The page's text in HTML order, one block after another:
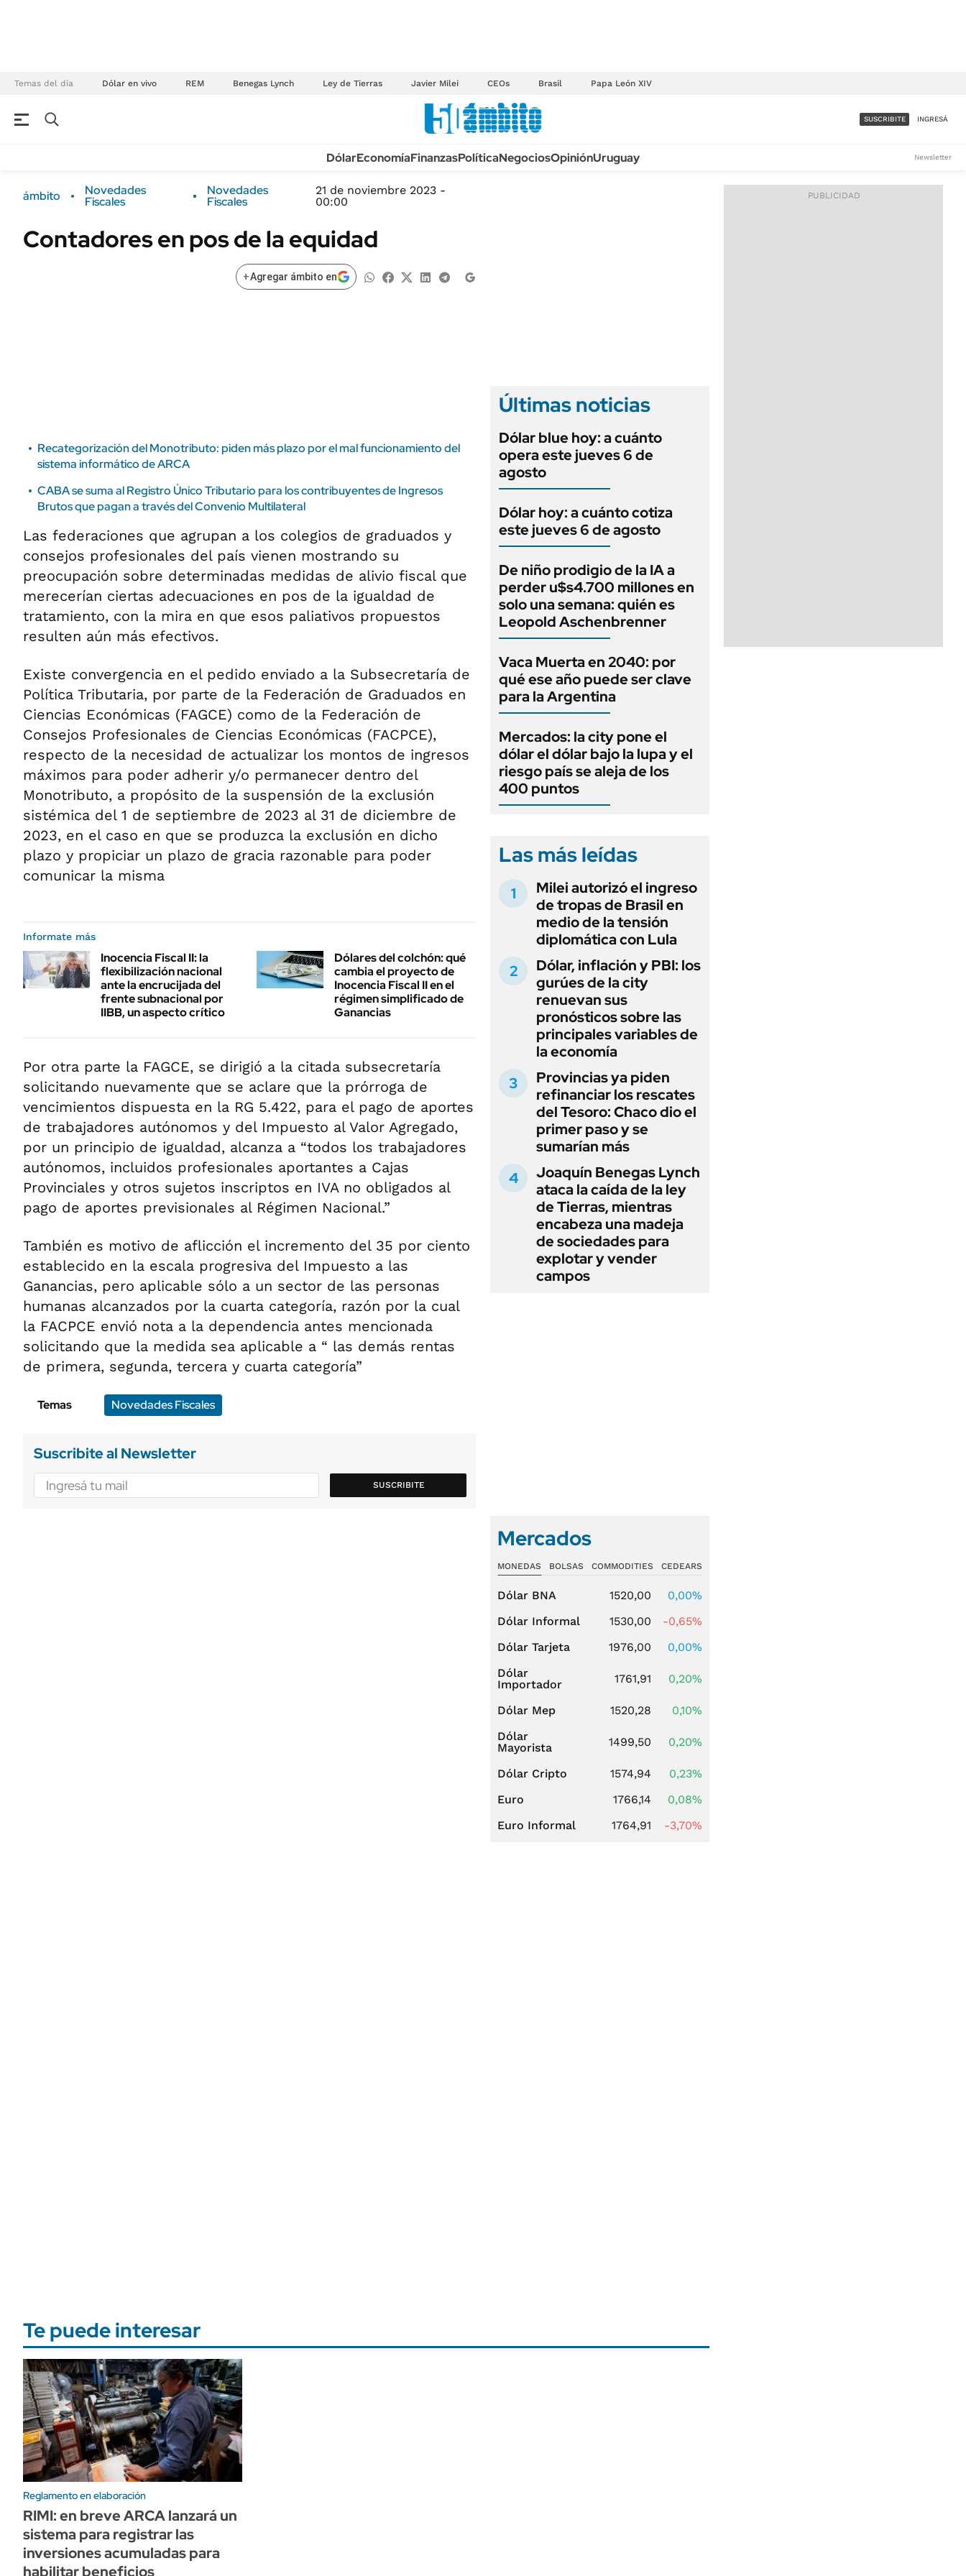
Temas del día Dólar en vivo REM Benegas Lynch Ley de Tierras Javier Milei CEOs Brasil Papa León XIV
Banco de Datos Real Estate
Seguros
ENERGY REPORT
TECNOLOGÍA
MÉXICO
MUNDO
ESPECTÁCULOS
ACCESO FULL - $1.800/MES
SUSCRIBITE INGRESÁ
DólarEconomíaFinanzasPolíticaNegociosOpiniónUruguay Newsletter
ámbito Novedades
Fiscales
Novedades
Fiscales
21 de noviembre 2023 -
00:00
Contadores en pos de la equidad
+Agregar ámbito en
Recategorización del Monotributo: piden más plazo por el mal funcionamiento del
sistema informático de ARCA
CABA se suma al Registro Único Tributario para los contribuyentes de Ingresos
Brutos que pagan a través del Convenio Multilateral
Las federaciones que agrupan a los colegios de graduados y
consejos profesionales del país vienen mostrando su
preocupación sobre determinadas medidas de alivio fiscal que
merecerían ciertas adecuaciones en pos de la igualdad de
tratamiento, con la mira en que esos paliativos propuestos
resulten aún más efectivos.
Existe convergencia en el pedido enviado a la Subsecretaría de
Política Tributaria, por parte de la Federación de Graduados en
Ciencias Económicas (FAGCE) como de la Federación de
Consejos Profesionales de Ciencias Económicas (FACPCE),
respecto de la necesidad de actualizar los montos de ingresos
máximos para poder adherir y/o permanecer dentro del
Monotributo, a propósito de la suspensión de la exclusión
sistémica del 1 de septiembre de 2023 al 31 de diciembre de
2023, en el caso en que se produzca la exclusión en dicho
plazo y propiciar un plazo de gracia razonable para poder
comunicar la misma
Informate más
Inocencia Fiscal II: la
flexibilización nacional
ante la encrucijada del
frente subnacional por
IIBB, un aspecto crítico
Dólares del colchón: qué
cambia el proyecto de
Inocencia Fiscal II en el
régimen simplificado de
Ganancias
Por otra parte la FAGCE, se dirigió a la citada subsecretaría
solicitando nuevamente que se aclare que la prórroga de
vencimientos dispuesta en la RG 5.422, para el pago de aportes
de trabajadores autónomos y del Impuesto al Valor Agregado,
por un principio de igualdad, alcanza a “todos los trabajadores
autónomos, incluidos profesionales aportantes a Cajas
Provinciales y otros sujetos inscriptos en IVA no obligados al
pago de aportes previsionales al Régimen Nacional.”
También es motivo de aflicción el incremento del 35 por ciento
establecido en la escala progresiva del Impuesto a las
Ganancias, pero aplicable sólo a un sector de las personas
humanas alcanzados por la cuarta categoría, razón por la cual
la FACPCE envió nota a la dependencia antes mencionada
solicitando que la medida sea aplicable a “ las demás rentas
de primera, segunda, tercera y cuarta categoría”
Temas Novedades Fiscales
Suscribite al Newsletter
SUSCRIBITE
Últimas noticias
Dólar blue hoy: a cuánto
opera este jueves 6 de
agosto
Dólar hoy: a cuánto cotiza
este jueves 6 de agosto
De niño prodigio de la IA a
perder u$s4.700 millones en
solo una semana: quién es
Leopold Aschenbrenner
Vaca Muerta en 2040: por
qué ese año puede ser clave
para la Argentina
Mercados: la city pone el
dólar el dólar bajo la lupa y el
riesgo país se aleja de los
400 puntos
Las más leídas
Milei autorizó el ingreso
de tropas de Brasil en
medio de la tensión
diplomática con Lula
Dólar, inflación y PBI: los
gurúes de la city
renuevan sus
pronósticos sobre las
principales variables de
la economía
Provincias ya piden
refinanciar los rescates
del Tesoro: Chaco dio el
primer paso y se
sumarían más
Joaquín Benegas Lynch
ataca la caída de la ley
de Tierras, mientras
encabeza una madeja
de sociedades para
explotar y vender
campos
Mercados
MONEDAS BOLSAS COMMODITIES CEDEARS
Dólar BNA 1520,00
0,00%
Dólar Informal
1530,00
-0,65%
Dólar Tarjeta
1976,00
0,00%
Dólar
Importador
1761,91 0,20%
Dólar Mep 1520,28
0,10%
Dólar
Mayorista
1499,50 0,20%
Dólar Cripto 1574,94
0,23%
Euro
1766,14
0,08%
Euro Informal
1764,91 -3,70%
Te puede interesar
Reglamento en elaboración
RIMI: en breve ARCA lanzará un
sistema para registrar las
inversiones acumuladas para
habilitar beneficios